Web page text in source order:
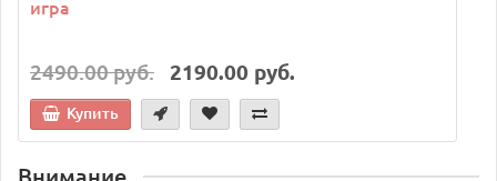
игра
2490.00 руб. 2190.00 руб.
Купить
Внимание